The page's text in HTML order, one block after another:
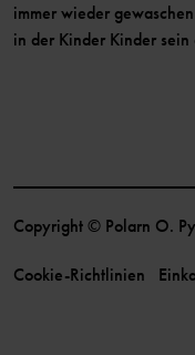
immer wieder
in der Kinder Kinder sein
Copyright © Polarn O.
Cookie-Richtlinien